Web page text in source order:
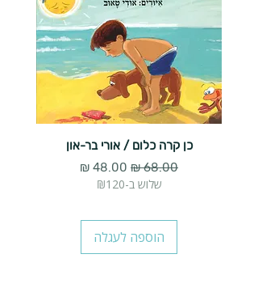
כן קרה כלום / אורי בר-און
מחיר רגיל מחיר מבצע
שלוש ב-₪120
הוספה לעגלה